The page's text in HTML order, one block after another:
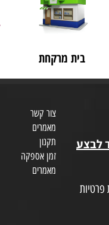
בית מרקחת
לבצע
פרטיות
צור קשר
מאמרים
תקנון
זמן אספקה
מאמרים